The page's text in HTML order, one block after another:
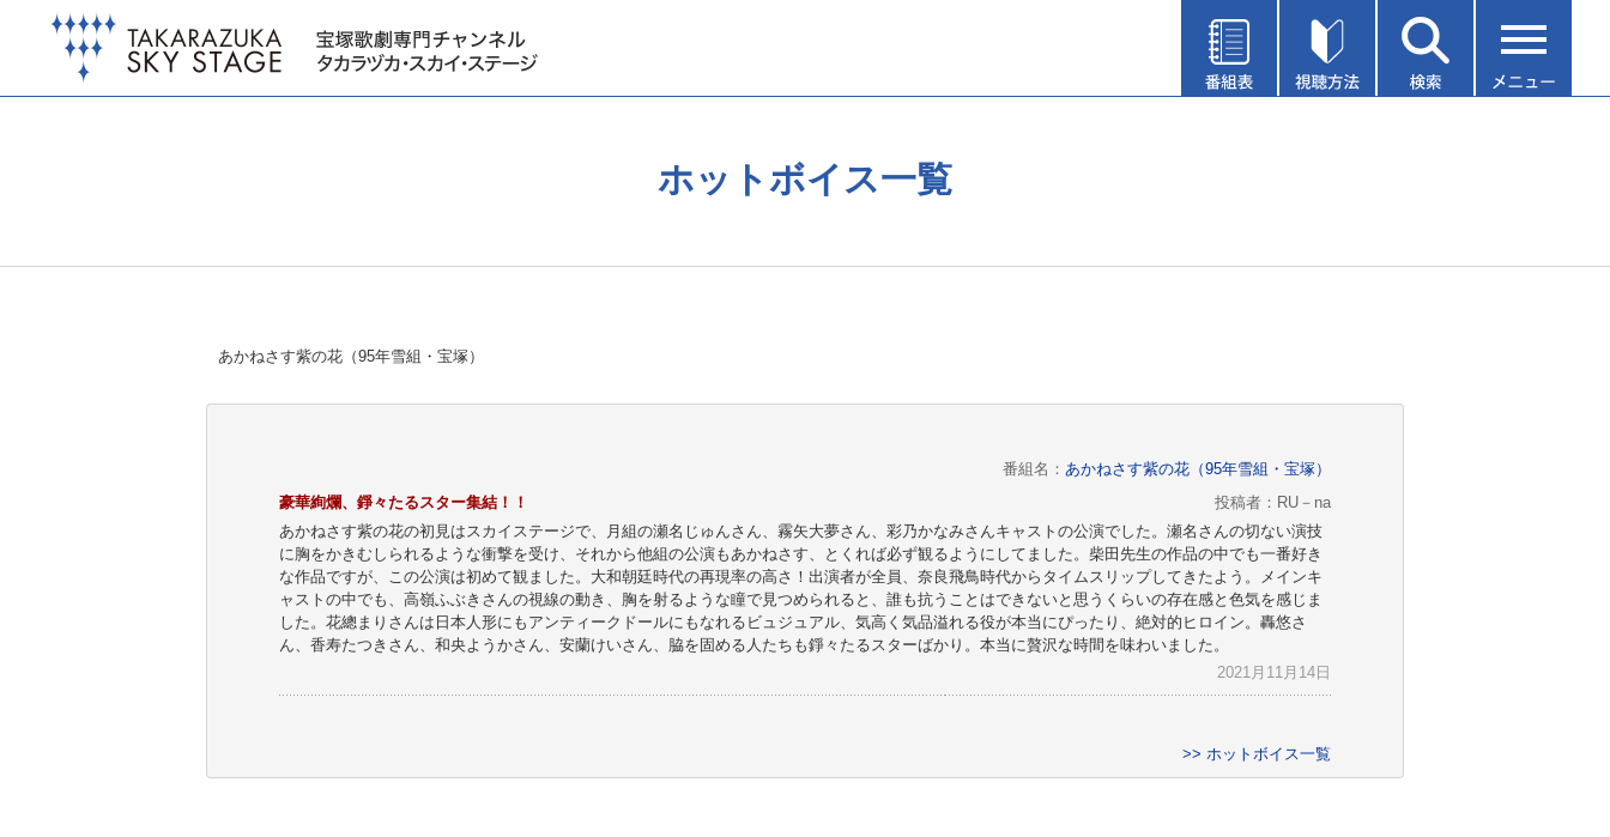
ホットボイス一覧
あかねさす紫の花（95年雪組・宝塚）
番組名： あかねさす紫の花（95年雪組・宝塚）
豪華絢爛、錚々たるスター集結！！
投稿者：RU－na
あかねさす紫の花の初見はスカイステージで、月組の瀬名じゅんさん、霧矢大夢さん、彩乃かなみさんキャストの公演でした。瀬名さんの切ない演技
に胸をかきむしられるような衝撃を受け、それから他組の公演もあかねさす、とくれば必ず観るようにしてました。柴田先生の作品の中でも一番好き
な作品ですが、この公演は初めて観ました。大和朝廷時代の再現率の高さ！出演者が全員、奈良飛鳥時代からタイムスリップしてきたよう。メインキ
ャストの中でも、高嶺ふぶきさんの視線の動き、胸を射るような瞳で見つめられると、誰も抗うことはできないと思うくらいの存在感と色気を感じま
した。花總まりさんは日本人形にもアンティークドールにもなれるビュジュアル、気高く気品溢れる役が本当にぴったり、絶対的ヒロイン。轟悠さ
ん、香寿たつきさん、和央ようかさん、安蘭けいさん、脇を固める人たちも錚々たるスターばかり。本当に贅沢な時間を味わいました。
2021月11月14日
>> ホットボイス一覧